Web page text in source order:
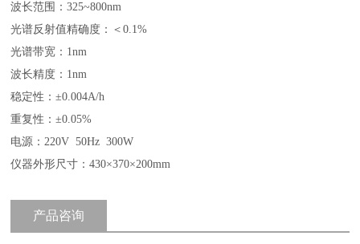
波长范围：325~800nm
光谱反射值精确度：＜0.1%
光谱带宽：1nm
波长精度：1nm
稳定性：±0.004A/h
重复性：±0.05%
电源：220V 50Hz 300W
仪器外形尺寸：430×370×200mm
产品咨询